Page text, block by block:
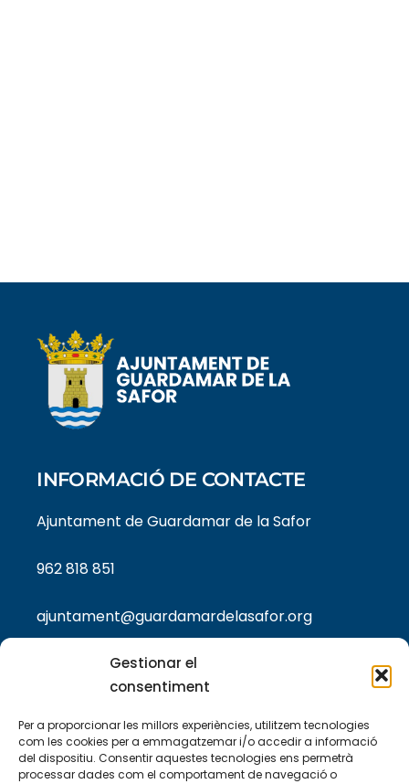
Gestionar el
consentiment
Per a proporcionar les millors experiències, utilitzem tecnologies
com les cookies per a emmagatzemar i/o accedir a informació
del dispositiu. Consentir aquestes tecnologies ens permetrà
processar dades com el comportament de navegació o
INFORMACIÓ DE CONTACTE
Ajuntament de Guardamar de la Safor
962 818 851
ajuntament@guardamardelasafor.org
TEXTOS LEGALS
Política de privacitat
Política de cookies